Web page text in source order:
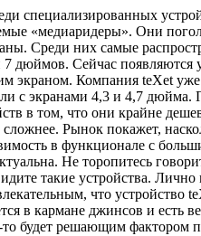
специализированных
«медиаридеры». Они
Среди них самые
7 дюймов. Сейчас появляются
экраном. Компания teXet уже
с экранами 4,3 и 4,7 дюйма.
в том, что они крайне
сложнее. Рынок покажет,
в функционале с
Не торопитесь
такие устройства. Лично
что устройство
в кармане джинсов и есть
то будет решающим фактором